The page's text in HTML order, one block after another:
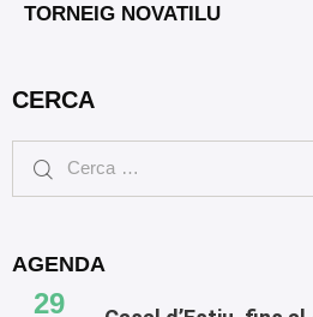
TORNEIG NOVATILU
CERCA
AGENDA
29